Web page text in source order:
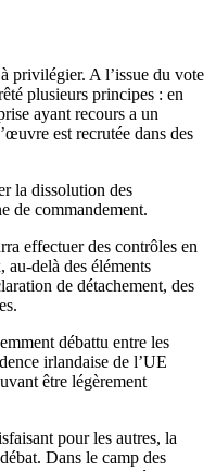
privilégier. A l’issue du vote
plusieurs principes : en
ayant recours a un
est recrutée dans des
la dissolution des
de commandement.
effectuer des contrôles en
au-delà des éléments
de détachement, des
débattu entre les
irlandaise de l’UE
être légèrement
pour les autres, la
Dans le camp des